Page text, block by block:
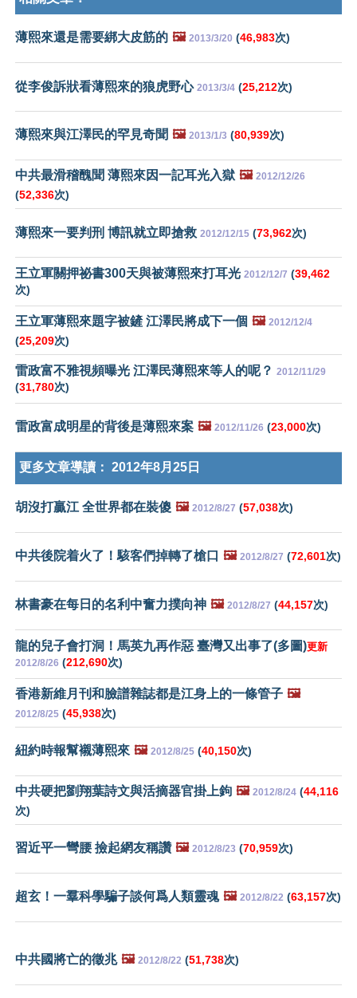
薄熙來還是需要綁大皮筋的 🖼️ 2013/3/20 (46,983次)
從李俊訴狀看薄熙來的狼虎野心 2013/3/4 (25,212次)
薄熙來與江澤民的罕見奇聞 🖼️ 2013/1/3 (80,939次)
中共最滑稽醜聞 薄熙來因一記耳光入獄 🖼️ 2012/12/26
(52,336次)
薄熙來一要判刑 博訊就立即搶救 2012/12/15 (73,962次)
王立軍關押祕書300天與被薄熙來打耳光 2012/12/7 (39,462
次)
王立軍薄熙來題字被鏟 江澤民將成下一個 🖼️ 2012/12/4
(25,209次)
雷政富不雅視頻曝光 江澤民薄熙來等人的呢？ 2012/11/29
(31,780次)
雷政富成明星的背後是薄熙來案 🖼️ 2012/11/26 (23,000次)
更多文章導讀： 2012年8月25日
胡沒打贏江 全世界都在裝傻 🖼️ 2012/8/27 (57,038次)
中共後院着火了！駭客們掉轉了槍口 🖼️ 2012/8/27 (72,601次)
林書豪在每日的名利中奮力撲向神 🖼️ 2012/8/27 (44,157次)
龍的兒子會打洞！馬英九再作惡 臺灣又出事了(多圖)更新
2012/8/26 (212,690次)
香港新維月刊和臉譜雜誌都是江身上的一條管子 🖼️
2012/8/25 (45,938次)
紐約時報幫襯薄熙來 🖼️ 2012/8/25 (40,150次)
中共硬把劉翔葉詩文與活摘器官掛上鉤 🖼️ 2012/8/24 (44,116
次)
習近平一彎腰 撿起網友稱讚 🖼️ 2012/8/23 (70,959次)
超玄！一羣科學騙子談何爲人類靈魂 🖼️ 2012/8/22 (63,157次)
中共國將亡的徵兆 🖼️ 2012/8/22 (51,738次)